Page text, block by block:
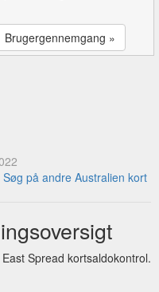
Brugergennemgang »
Søg på andre Australien kort
Spread kortsaldokontrol.